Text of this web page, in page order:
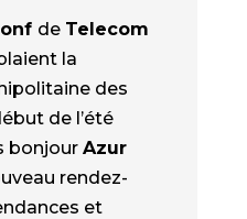
de Telecom
la
des
de l’été
bonjour Azur
rendez-
et